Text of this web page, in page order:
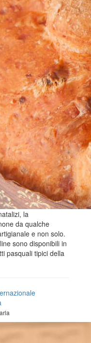
la
da qualche
e non solo.
sono disponibili in
pasquali tipici della